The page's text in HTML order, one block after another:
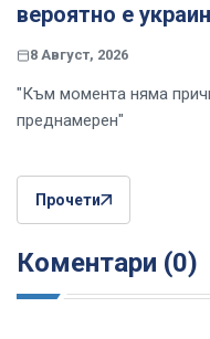
вероятно е
8 Август, 2026
"Към момента няма
преднамерен"
Прочети
Коментари (0)